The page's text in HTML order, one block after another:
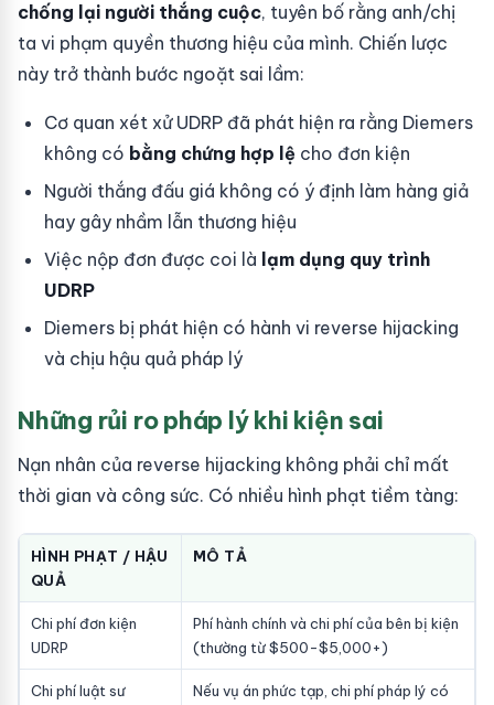
chống lại người thắng cuộc, tuyên bố rằng anh/chị
ta vi phạm quyền thương hiệu của mình. Chiến lược
này trở thành bước ngoặt sai lầm:
Cơ quan xét xử UDRP đã phát hiện ra rằng Diemers
không có bằng chứng hợp lệ cho đơn kiện
Người thắng đấu giá không có ý định làm hàng giả
hay gây nhầm lẫn thương hiệu
Việc nộp đơn được coi là lạm dụng quy trình
UDRP
Diemers bị phát hiện có hành vi reverse hijacking
và chịu hậu quả pháp lý
Những rủi ro pháp lý khi kiện sai
Nạn nhân của reverse hijacking không phải chỉ mất
thời gian và công sức. Có nhiều hình phạt tiềm tàng:
HÌNH PHẠT / HẬU
QUẢ
MÔ TẢ
Chi phí đơn kiện
UDRP
Phí hành chính và chi phí của bên bị kiện
(thường từ $500-$5,000+)
Chi phí luật sư
Nếu vụ án phức tạp, chi phí pháp lý có